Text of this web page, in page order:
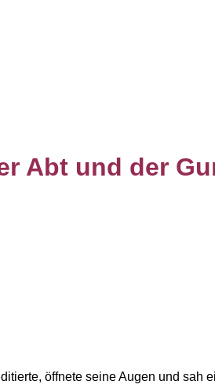
Abt und der
öffnete seine Augen und sah